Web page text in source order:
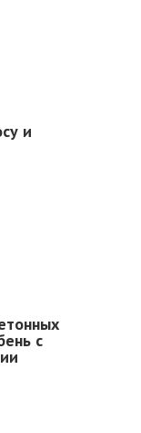
и
с